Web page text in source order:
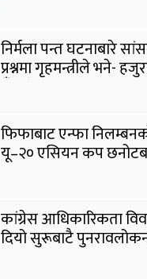
निर्मला पन्त घटनाबारे
प्रश्नमा गृहमन्त्रीले भने-
फिफाबाट एन्फा
यू–२० एसियन कप
कांग्रेस आधिकारिकता
दियो सुरूबाटै